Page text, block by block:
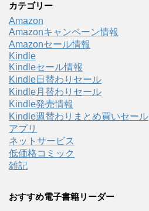
カテゴリー
Amazon
Amazonキャンペーン情報
Amazonセール情報
Kindle
Kindleセール情報
Kindle日替わりセール
Kindle月替わりセール
Kindle発売情報
Kindle週替わりまとめ買いセール
アプリ
ネットサービス
低価格コミック
雑記
おすすめ電子書籍リーダー